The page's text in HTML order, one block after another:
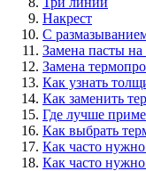
Накрест
С
Замена пасты на
Замена
Как узнать
Как заменить
Где лучше
Как выбрать
Как часто
Как часто нужно